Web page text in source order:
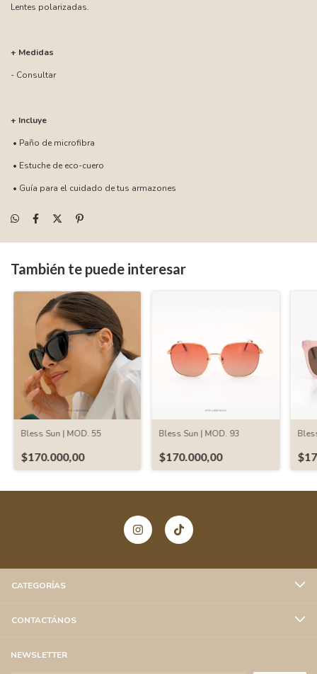
Lentes polarizadas.
+ Medidas
- Consultar
+ Incluye
• Paño de microfibra
• Estuche de eco-cuero
• Guía para el cuidado de tus armazones
También te puede interesar
Bless Sun | MOD. 55
$170.000,00
Bless Sun | MOD. 93
$170.000,00
CATEGORÍAS
CONTACTÁNOS
NEWSLETTER